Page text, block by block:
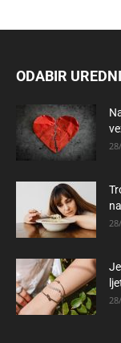
ODABIR